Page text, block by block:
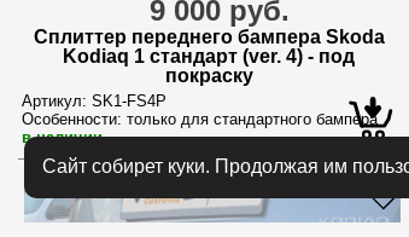
9 000 руб.
Сплиттер переднего бампера Skoda
Kodiaq 1 стандарт (ver. 4) - под
покраску
Артикул: SK1-FS4P
Особенности: только для стандартного бампера
в наличии
Сайт собирет куки. Продолжая им